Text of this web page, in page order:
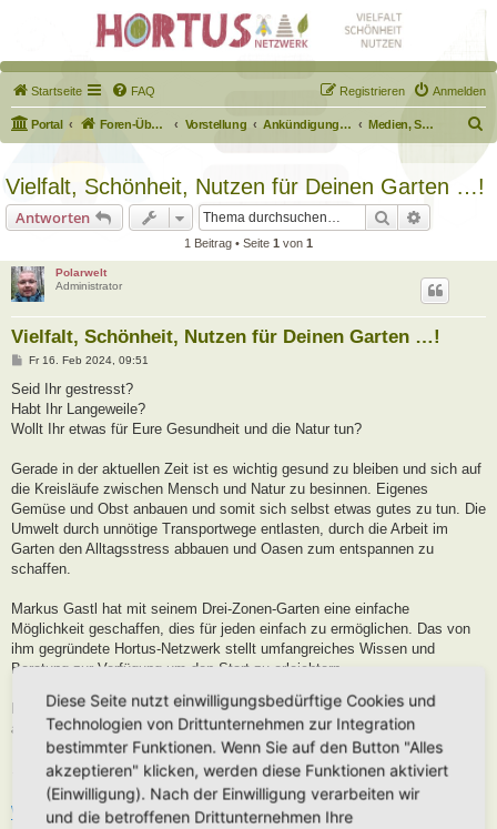
Startseite FAQ Anmelden
Registrieren
Portal Foren-Übersicht Vorstellung Ankündigungen & Fragen zum Forum Medien, Schilder, Downloads
u
Vielfalt, Schönheit, Nutzen für Deinen Garten …!
Antworten Suche
1 Beitrag • Seite 1 von 1
Polarwelt
Administrator
Vielfalt, Schönheit, Nutzen für Deinen Garten …!
B
i
r
a
Fr 16. Feb 2024, 09:51
Seid Ihr gestresst?
Habt Ihr Langeweile?
Wollt Ihr etwas für Eure Gesundheit und die Natur tun?
Gerade in der aktuellen Zeit ist es wichtig gesund zu bleiben und sich auf
die Kreisläufe zwischen Mensch und Natur zu besinnen. Eigenes
Gemüse und Obst anbauen und somit sich selbst etwas gutes zu tun. Die
Umwelt durch unnötige Transportwege entlasten, durch die Arbeit im
Garten den Alltagsstress abbauen und Oasen zum entspannen zu
schaffen.
Markus Gastl hat mit seinem Drei-Zonen-Garten eine einfache
Möglichkeit geschaffen, dies für jeden einfach zu ermöglichen. Das von
ihm gegründete Hortus-Netzwerk stellt umfangreiches Wissen und
Beratung zur Verfügung um den Start zu erleichtern.
Neugierig geworden? Dann besucht uns im Netzwerk, wählt ein Projekt
aus und tut für Euch und die Natur etwas Gutes…
… denn machen ist wie Wollen, nur krasser!
www.hortus-netzwerk.de
Diese Seite nutzt einwilligungsbedürftige Cookies und
Technologien von Drittunternehmen zur Integration
bestimmter Funktionen. Wenn Sie auf den Button "Alles
akzeptieren" klicken, werden diese Funktionen aktiviert
(Einwilligung). Nach der Einwilligung verarbeiten wir
und die betroffenen Drittunternehmen Ihre